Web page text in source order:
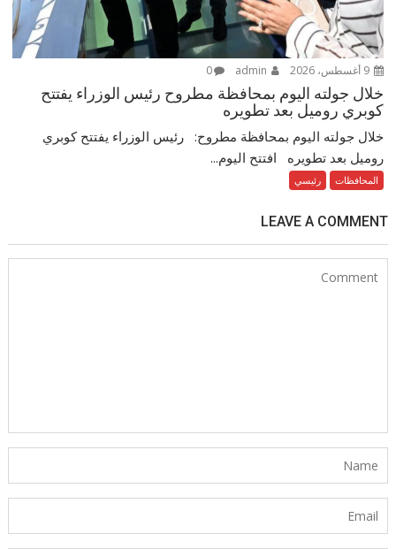
9 أغسطس، 2026 0
خلال جولته اليوم بمحافظة مطروح رئيس الوزراء يفتتح
كوبري روميل بعد تطويره
خلال جولته اليوم بمحافظة مطروح: رئيس الوزراء يفتتح كوبري
روميل بعد تطويره افتتح اليوم...
المحافظات رئيسي
LEAVE A COMMENT